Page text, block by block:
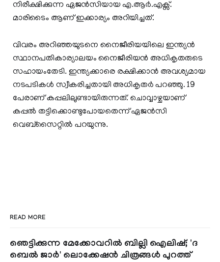
നിരീക്ഷിക്കുന്ന ഏജൻസിയായ എ.ആർ.എക്സ്.
മാരിടൈം ആണ് ഇക്കാര്യം അറിയിച്ചത്.
വിവരം അറിഞ്ഞയുടനെ നൈജീരിയയിലെ ഇന്ത്യൻ
സ്ഥാനപതികാര്യാലയം നൈജീരിയൻ അധികൃതരുടെ
സഹായംതേടി. ഇന്ത്യക്കാരെ രക്ഷിക്കാൻ അവശ്യമായ
നടപടികൾ സ്വീകരിച്ചതായി അധികൃതർ പറഞ്ഞു. 19
പേരാണ് കപ്പലിലുണ്ടായിരുന്നത്. ചൊവ്വാഴ്ചയാണ്
കപ്പൽ തട്ടിക്കൊണ്ടുപോയതെന്ന് ഏജൻസി
വെബ്സൈറ്റിൽ പറയുന്നു.
READ MORE
ഞെട്ടിക്കുന്ന മേക്കോവറിൽ ബില്ലി ഐലിഷ്; 'ദ
ബെൽ ജാർ' ലൊക്കേഷൻ ചിത്രങ്ങൾ പുറത്ത്